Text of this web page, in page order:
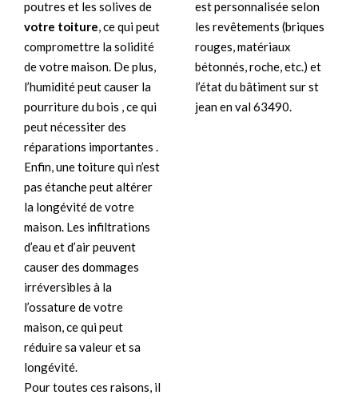
poutres et les solives de
votre toiture, ce qui peut
compromettre la solidité
de votre maison. De plus,
l’humidité peut causer la
pourriture du bois , ce qui
peut nécessiter des
réparations importantes .
Enfin, une toiture qui n’est
pas étanche peut altérer
la longévité de votre
maison. Les infiltrations
d’eau et d’air peuvent
causer des dommages
irréversibles à la
l’ossature de votre
maison, ce qui peut
réduire sa valeur et sa
longévité.
Pour toutes ces raisons, il
est personnalisée selon
les revêtements (briques
rouges, matériaux
bétonnés, roche, etc.) et
l’état du bâtiment sur st
jean en val 63490.